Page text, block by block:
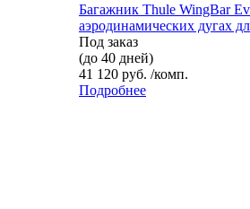
Багажник Thule WingBar
аэродинамических дугах
Под заказ
(до 40 дней)
41 120 руб. /комп.
Подробнее